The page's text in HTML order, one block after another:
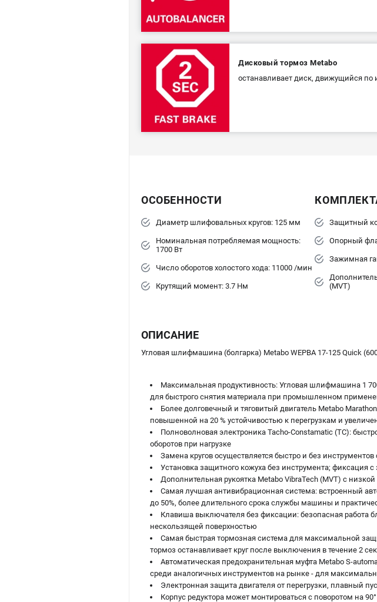
Дисковый тормоз Metabo
останавливает диск, движущийся по
ОСОБЕННОСТИ
Диаметр шлифовальных кругов: 125 мм
Номинальная потребляемая мощность:
1700 Вт
Число оборотов холостого хода: 11000 /мин
Крутящий момент: 3.7 Нм
Защитный
Опорный
Зажимная
(MVT)
ОПИСАНИЕ
Угловая шлифмашина (болгарка) Metabo WEPBA 17-125 Quick
Максимальная продуктивность: Угловая шлифмашина 1
для быстрого снятия материала при промышленном
Более долговечный и тяговитый двигатель Metabo
повышенной на 20 % устойчивостью к перегрузкам и
Полноволновая электроника Tacho-Constamatic (TC):
оборотов при нагрузке
Замена кругов осуществляется быстро и без
Установка защитного кожуха без инструмента; фиксация
Дополнительная рукоятка Metabo VibraTech (MVT) с
Самая лучшая антивибрационная система: встроенный
до 50%, более длительного срока службы машины и
Клавиша выключателя без фиксации: безопасная работа
нескользящей поверхностью
Самая быстрая тормозная система для максимальной
тормоз останавливает круг после выключения в течение 2
Автоматическая предохранительная муфта Metabo S-
среди аналогичных инструментов на рынке - для
Электронная защита двигателя от перегрузки, плавный
Корпус редуктора может монтироваться с поворотом на